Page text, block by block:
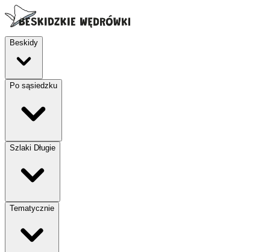
Beskidy
Po sąsiedzku
Szlaki Długie
Tematycznie